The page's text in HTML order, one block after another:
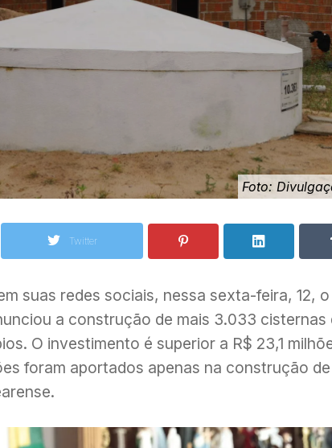
Foto:
Twitter
suas redes sociais, nessa sexta-feira, 12,
a construção de mais 3.033 cisternas
O investimento é superior a R$ 23,1
foram aportados apenas na construção